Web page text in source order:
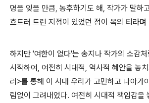
명을 잊을 만큼, 농후하기도 해, 작가가 말하
흐트러 트린 지점이 있었던 점이 옥의 티라
하지만 '여한이 없다'는 송지나 작가의 소감
시작하여, 여전히 시대적, 역사적 혜안을 놓
러>를 통해 이 시대 우리가 고민하고 나아가
림없이 그려내었다. 여전히 시대적 책임감을